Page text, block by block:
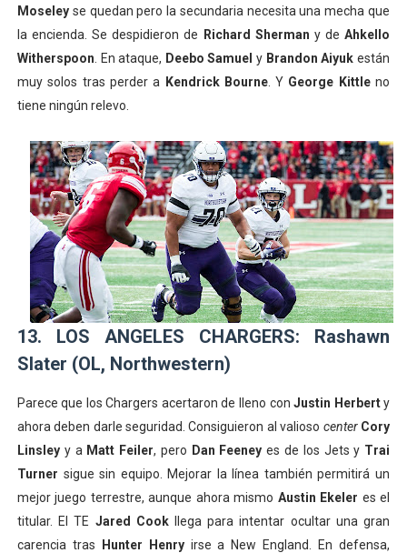
Moseley se quedan pero la secundaria necesita una mecha que
la encienda. Se despidieron de
Richard Sherman y deAhkello
Witherspoon . En ataque, Deebo Samuely Brandon Aiyukestán
muy solos tras perder a
Kendrick Bourne. Y George Kittleno
tiene ningún relevo.
13. LOS ANGELES CHARGERS: Rashawn
Slater (OL, Northwestern)
Parece que los Chargers acertaron de lleno conJustin Herberty
ahora deben darle seguridad. Consiguieron al valioso center Cory
Linsley y a Matt Feiler, pero Dan Feeneyes de los Jets y Trai
Turner sigue sin equipo. Mejorar la línea también permitirá un
mejor juego terrestre, aunque ahora mismo Austin Ekeler es el
titular. El TE Jared Cook
llega para intentar ocultar una gran
carencia tras
Hunter Henryirse a New England. En defensa,